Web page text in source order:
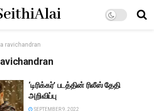
ravichandran
‘டிரிக்கர்’ படத்தின் ரிலீஸ் தேதி
அறிவிப்பு
SEPTEMBER 9, 2022